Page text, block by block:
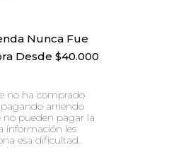
Nunca Fue
Desde $40.000
no ha comprado
arriendo
no pueden pagar la
información les
esa dificultad.